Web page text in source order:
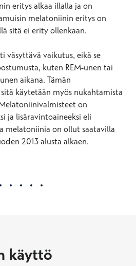
eritys alkaa illalla ja on
melatoniinin eritys on
sitä ei erity ollenkaan.
väsyttävä vaikutus, eikä se
kuten REM-unen tai
aikana. Tämän
käytetään myös nukahtamista
on
ja lisäravintoaineeksi eli
melatoniinia on ollut saatavilla
2013 alusta alkaen.
käyttö